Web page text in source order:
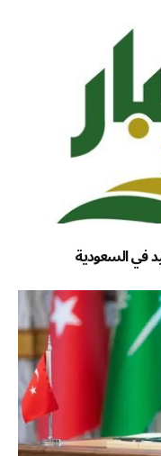
في السعودية